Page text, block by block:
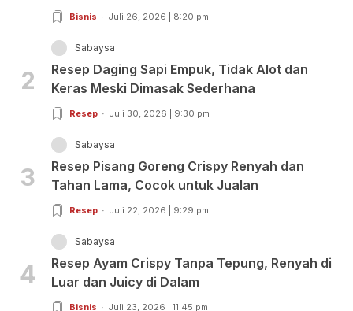
Bisnis Juli 26, 2026 | 8:20 pm
2
Sabaysa
Resep Daging Sapi Empuk, Tidak Alot dan
Keras Meski Dimasak Sederhana
Resep Juli 30, 2026 | 9:30 pm
3
Sabaysa
Resep Pisang Goreng Crispy Renyah dan
Tahan Lama, Cocok untuk Jualan
Resep Juli 22, 2026 | 9:29 pm
4
Sabaysa
Resep Ayam Crispy Tanpa Tepung, Renyah di
Luar dan Juicy di Dalam
Bisnis Juli 23, 2026 | 11:45 pm